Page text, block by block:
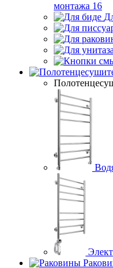
монтажа 16